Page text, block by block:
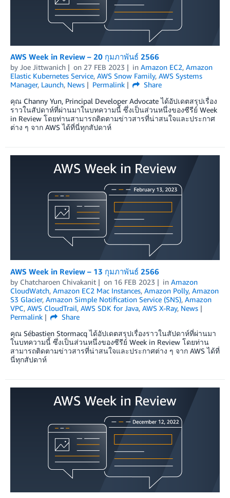
AWS Week in Review – 20 กุมภาพันธ์ 2566
by Joe Jittwanich on 27 FEB 2023 in Amazon EC2, Amazon
Elastic Kubernetes Service, AWS Snow Family, AWS Systems
Manager, Launch, News Permalink
Share
คุณ Channy Yun, Principal Developer Advocate ได้อัปเดตสรุปเรื่อง
ราวในสัปดาห์ที่ผ่านมาในบทความนี้ ซึ่งเป็นส่วนหนึ่งของซีรีย์ Week
in Review โดยท่านสามารถติดตามข่าวสารที่น่าสนใจและประกาศ
ต่าง ๆ จาก AWS ได้ที่นี่ทุกสัปดาห์
AWS Week in Review – 13 กุมภาพันธ์ 2566
by Chatcharoen Chivakanit on 16 FEB 2023 in Amazon
CloudWatch, Amazon EC2 Mac Instances, Amazon Polly, Amazon
S3 Glacier, Amazon Simple Notification Service (SNS), Amazon
VPC, AWS CloudTrail, AWS SDK for Java, AWS X-Ray, News
Permalink
Share
คุณ Sébastien Stormacq ได้อัปเดตสรุปเรื่องราวในสัปดาห์ที่ผ่านมา
ในบทความนี้ ซึ่งเป็นส่วนหนึ่งของซีรีย์ Week in Review โดยท่าน
สามารถติดตามข่าวสารที่น่าสนใจและประกาศต่าง ๆ จาก AWS ได้ที่
นี่ทุกสัปดาห์